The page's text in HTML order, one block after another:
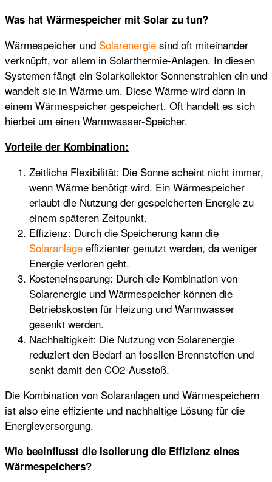
Was hat Wärmespeicher mit Solar zu tun?
Wärmespeicher und Solarenergie sind oft miteinander
verknüpft, vor allem in Solarthermie-Anlagen. In diesen
Systemen fängt ein Solarkollektor Sonnenstrahlen ein und
wandelt sie in Wärme um. Diese Wärme wird dann in
einem Wärmespeicher gespeichert. Oft handelt es sich
hierbei um einen Warmwasser-Speicher.
Vorteile der Kombination:
Zeitliche Flexibilität: Die Sonne scheint nicht immer,
wenn Wärme benötigt wird. Ein Wärmespeicher
erlaubt die Nutzung der gespeicherten Energie zu
einem späteren Zeitpunkt.
Effizienz: Durch die Speicherung kann die
Solaranlage effizienter genutzt werden, da weniger
Energie verloren geht.
Kosteneinsparung: Durch die Kombination von
Solarenergie und Wärmespeicher können die
Betriebskosten für Heizung und Warmwasser
gesenkt werden.
Nachhaltigkeit: Die Nutzung von Solarenergie
reduziert den Bedarf an fossilen Brennstoffen und
senkt damit den CO2-Ausstoß.
Die Kombination von Solaranlagen und Wärmespeichern
ist also eine effiziente und nachhaltige Lösung für die
Energieversorgung.
Wie beeinflusst die Isolierung die Effizienz eines
Wärmespeichers?